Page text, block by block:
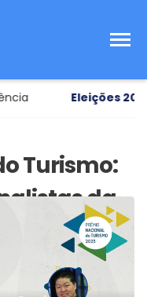
Eleições 2026